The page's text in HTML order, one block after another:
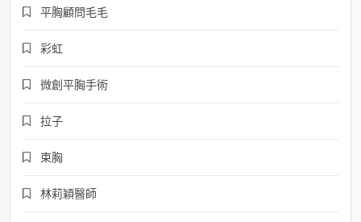
平胸顧問毛毛
彩虹
微創平胸手術
拉子
束胸
林莉穎醫師